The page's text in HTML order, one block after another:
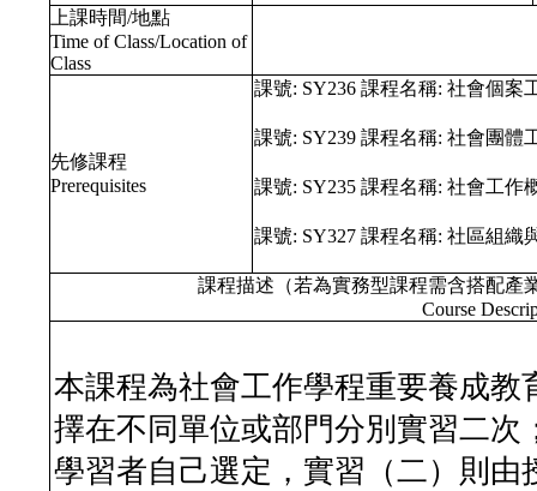
上課時間/地點
Time of Class/Location of
Class
先修課程
Prerequisites
課號: SY236 課程名稱: 社會個案
課號: SY239 課程名稱: 社會團體
課號: SY235 課程名稱: 社會工作
課號: SY327 課程名稱: 社區組織
課程描述（若為實務型課程需含搭配產
Course
本課程為社會工作學程重要養成
擇在不同單位或部門分別實習二
學習者自己選定，實習（二）則